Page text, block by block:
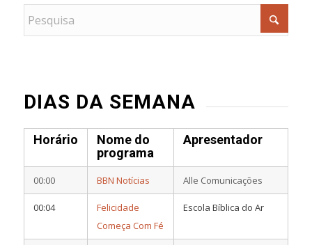
DIAS DA SEMANA
Horário
Nome do
programa
Apresentador
00:00 BBN Notícias Alle Comunicações
00:04
Felicidade
Começa Com Fé
Escola Bíblica do Ar